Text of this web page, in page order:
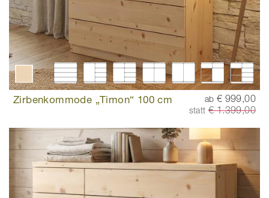
Zirbenkommode „Timon“ 100 cm ab € 999,00
statt € 1.399,00